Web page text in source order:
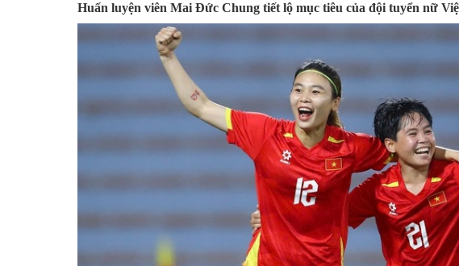
Huấn luyện viên Mai Đức Chung tiết lộ mục tiêu của đội tuyển nữ